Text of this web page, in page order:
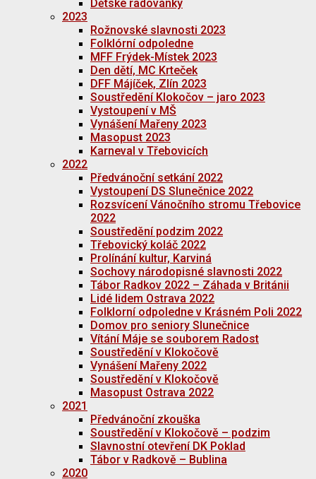
Dětské radovánky
2023
Rožnovské slavnosti 2023
Folklórní odpoledne
MFF Frýdek-Místek 2023
Den dětí, MC Krteček
DFF Májíček, Zlín 2023
Soustředění Klokočov – jaro 2023
Vystoupení v MŠ
Vynášení Mařeny 2023
Masopust 2023
Karneval v Třebovicích
2022
Předvánoční setkání 2022
Vystoupení DS Slunečnice 2022
Rozsvícení Vánočního stromu Třebovice
2022
Soustředění podzim 2022
Třebovický koláč 2022
Prolínání kultur, Karviná
Sochovy národopisné slavnosti 2022
Tábor Radkov 2022 – Záhada v Británii
Lidé lidem Ostrava 2022
Folklorní odpoledne v Krásném Poli 2022
Domov pro seniory Slunečnice
Vítání Máje se souborem Radost
Soustředění v Klokočově
Vynášení Mařeny 2022
Soustředění v Klokočově
Masopust Ostrava 2022
2021
Předvánoční zkouška
Soustředění v Klokočově – podzim
Slavnostní otevření DK Poklad
Tábor v Radkově – Bublina
2020